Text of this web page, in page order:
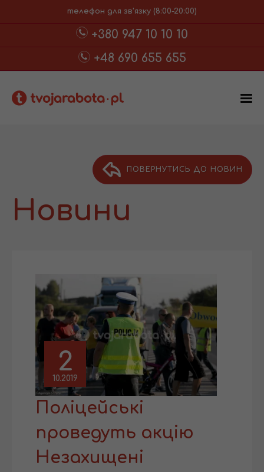
телефон для зв'язку (8:00-20:00)
+380 947 10 10 10
+48 690 655 655
ПОВЕРНУТИСЬ ДО НОВИН
Новини
2
10.2019
Поліцейські
проведуть акцію
Незахищені